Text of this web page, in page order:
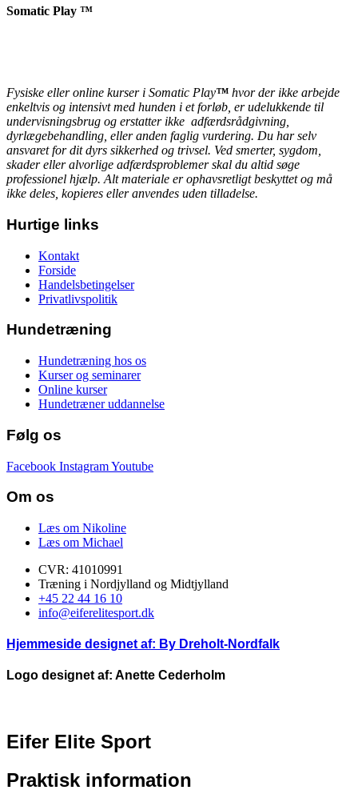
Somatic Play ™
Fysiske eller online kurser i Somatic Play™ hvor der ikke arbejde
enkeltvis og intensivt med hunden i et forløb, er udelukkende til
undervisningsbrug og erstatter ikke adfærdsrådgivning,
dyrlægebehandling, eller anden faglig vurdering. Du har selv
ansvaret for dit dyrs sikkerhed og trivsel. Ved smerter, sygdom,
skader eller alvorlige adfærdsproblemer skal du altid søge
professionel hjælp. Alt materiale er ophavsretligt beskyttet og må
ikke deles, kopieres eller anvendes uden tilladelse.
Hurtige links
Kontakt
Forside
Handelsbetingelser
Privatlivspolitik
Hundetræning
Hundetræning hos os
Kurser og seminarer
Online kurser
Hundetræner uddannelse
Følg os
Facebook InstagramYoutube
Om os
Læs om Nikoline
Læs om Michael
CVR: 41010991
Træning i Nordjylland og Midtjylland
+45 22 44 16 10
info@eiferelitesport.dk
Hjemmeside designet af: By Dreholt-Nordfalk
Logo designet af: Anette Cederholm
Eifer Elite Sport
Praktisk information